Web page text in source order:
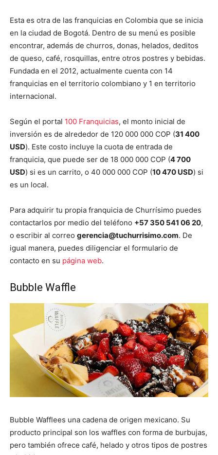
Esta es otra de las franquicias en Colombia que se inicia
en la ciudad de Bogotá. Dentro de su menú es posible
encontrar, además de churros, donas, helados, deditos
de queso, café, rosquillas, entre otros postres y bebidas.
Fundada en el 2012, actualmente cuenta con 14
franquicias en el territorio colombiano y 1 en territorio
internacional.
Según el portal 100 Franquicias, el monto inicial de
inversión es de alrededor de 120 000 000 COP (31 400
USD). Este costo incluye la cuota de entrada de
franquicia, que puede ser de 18 000 000 COP (4 700
USD) si es un carrito, o 40 000 000 COP (10 470 USD) si
es un local.
Para adquirir tu propia franquicia de Churrísimo puedes
contactarlos por medio del teléfono +57 350 541 06 20,
o escribir al correo gerencia@tuchurrisimo.com. De
igual manera, puedes diligenciar el formulario de
contacto en su página web.
Bubble Waffle
Bubble Wafflees una cadena de origen mexicano. Su
producto principal son los waffles con forma de burbujas,
pero también ofrece café, helado y otros tipos de postres